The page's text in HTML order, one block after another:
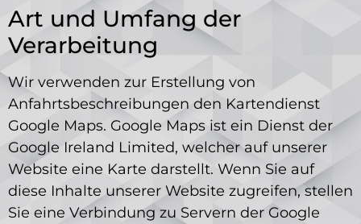
Art und Umfang der
Verarbeitung
Wir verwenden zur Erstellung von
Anfahrtsbeschreibungen den Kartendienst
Google Maps. Google Maps ist ein Dienst der
Google Ireland Limited, welcher auf unserer
Website eine Karte darstellt. Wenn Sie auf
diese Inhalte unserer Website zugreifen, stellen
Sie eine Verbindung zu Servern der Google